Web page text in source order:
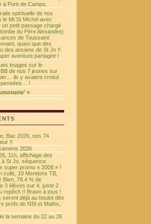
à Pont de Camps.
spirituelle de nos
le Mt St Michel avec
un petit passage chargé
du Père Alexandre)
de Toussaint.
quasi que des
des anciens de St Jo !!
aventure partagée !
images sur le
de nos 7 jeunes sur
ils y avaient croisé
pensées… !
»
Bac 2026, nos 74
!!
2026
11h, affichage des
St Jo, séquence
super promo « 2008 » !
collé, 10 Mentions TB,
Bien, 78.4 % de
3 élèves sur 4, juste 2
repêch !! Bravo à tous !
seront déjà au boulot dès
profs de NSI et Maths,
la semaine du 22 au 26